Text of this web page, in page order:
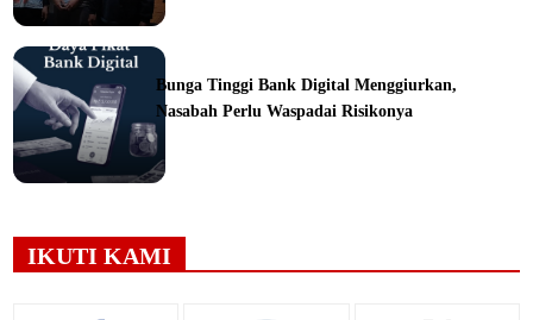
Bunga Tinggi Bank Digital Menggiurkan,
Nasabah Perlu Waspadai Risikonya
IKUTI KAMI